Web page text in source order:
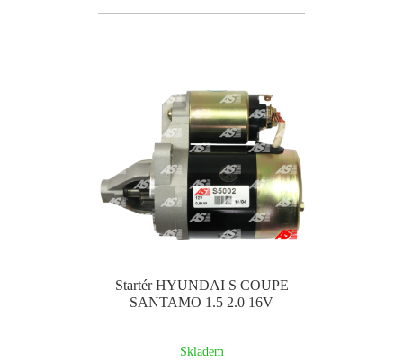
Startér HYUNDAI S COUPE
SANTAMO 1.5 2.0 16V
Skladem